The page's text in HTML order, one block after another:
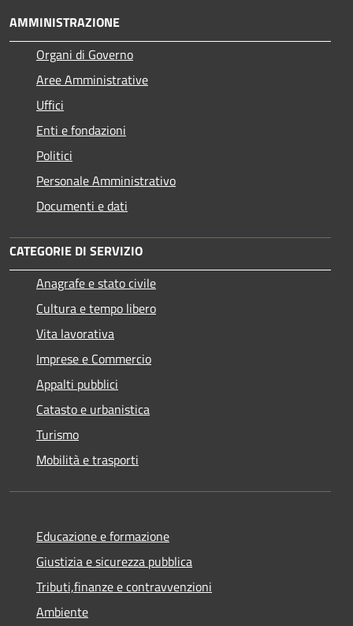
AMMINISTRAZIONE
Organi di Governo
Aree Amministrative
Uffici
Enti e fondazioni
Politici
Personale Amministrativo
Documenti e dati
CATEGORIE DI SERVIZIO
Anagrafe e stato civile
Cultura e tempo libero
Vita lavorativa
Imprese e Commercio
Appalti pubblici
Catasto e urbanistica
Turismo
Mobilità e trasporti
Educazione e formazione
Giustizia e sicurezza pubblica
Tributi,finanze e contravvenzioni
Ambiente